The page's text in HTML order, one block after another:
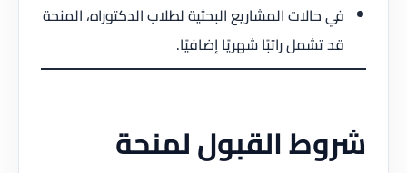
في حالات المشاريع البحثية لطلاب الدكتوراه، المنحة
قد تشمل راتبًا شهريًا إضافيًا.
شروط القبول لمنحة